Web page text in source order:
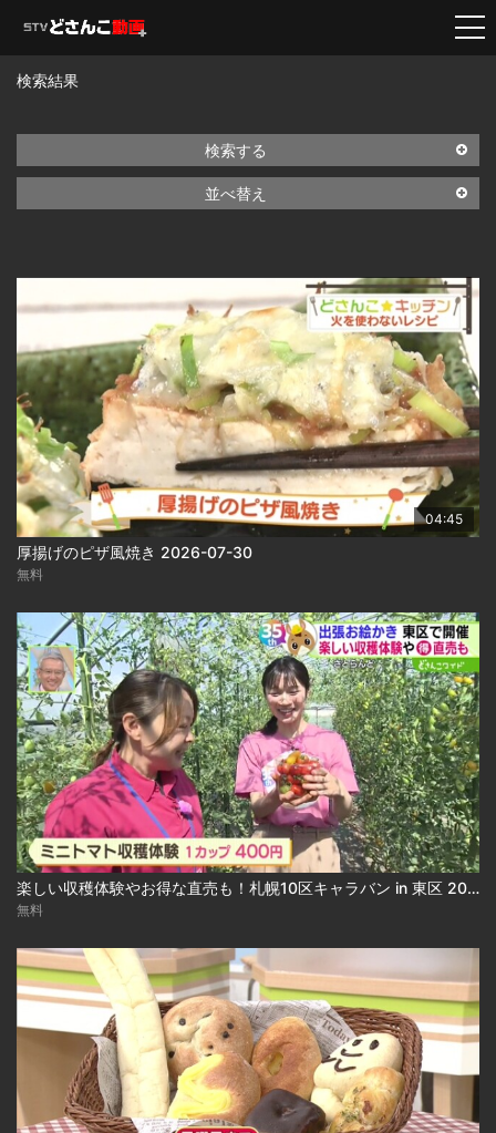
検索結果
検索する
並べ替え
04:45
厚揚げのピザ風焼き 2026-07-30
無料
楽しい収穫体験やお得な直売も！札幌10区キャラバン in 東区 2026-07-27
無料